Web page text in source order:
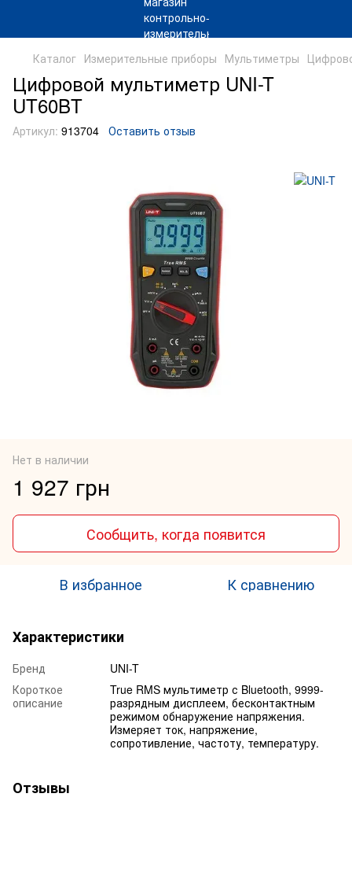
Каталог Измерительные приборы Мультиметры
Цифровой мультиметр UNI-T
UT60BT
Артикул: 913704 Оставить отзыв
Нет в наличии
1 927 грн
Сообщить, когда появится
В избранное К сравнению
Характеристики
Бренд
UNI-T
Короткое
описание
True RMS мультиметр с Bluetooth, 9999-
разрядным дисплеем, бесконтактным
режимом обнаружение напряжения.
Измеряет ток, напряжение,
сопротивление, частоту, температуру.
Отзывы